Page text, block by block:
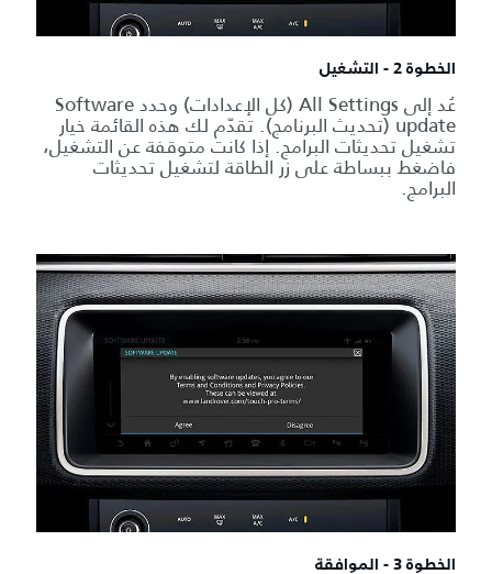
الخطوة 2 - التشغيل
عُد إلى All Settings (كل الإعدادات) وحدد Software
update (تحديث البرنامج). تقدّم لك هذه القائمة خيار
تشغيل تحديثات البرامج. إذا كانت متوقفة عن التشغيل،
فاضغط ببساطة على زر الطاقة لتشغيل تحديثات
البرامج.
الخطوة 3 - الموافقة